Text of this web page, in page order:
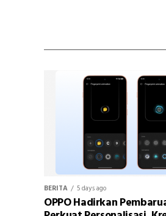
BERITA 5 days ago
OPPO Hadirkan